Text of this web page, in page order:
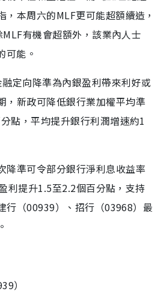
本周六的MLF更可能超額續造，
有機會超額外，該業內人士
可能。
定向降準為內銀盈利帶來利好或
，新政可降低銀行業加權平均準
點，平均提升銀行利潤增速約1
降準可令部分銀行淨利息收益率
利提升1.5至2.2個百分點，支持
行（00939）、招行（03968）最
）